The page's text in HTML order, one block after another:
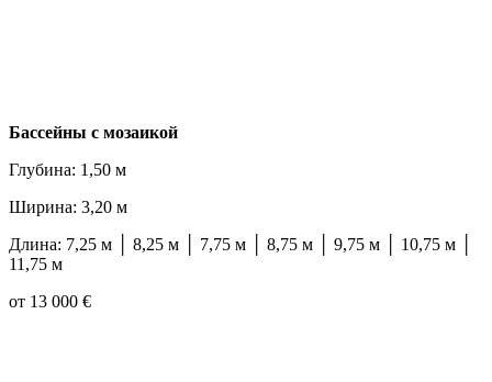
Бассейны с мозаикой
Глубина: 1,50 м
Ширина: 3,20 м
Длина: 7,25 м │ 8,25 м │ 7,75 м │ 8,75 м │ 9,75 м │ 10,75 м │
11,75 м
от 13 000 €